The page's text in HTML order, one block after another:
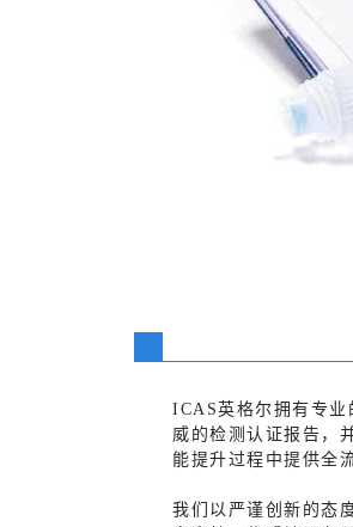
ICAS英格尔拥有专业
威的检测认证报告，
能提升过程中提供全
我们以严谨创新的态